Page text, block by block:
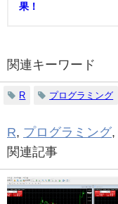
果！
関連キーワード
R プログラミング
R, プログラミング,
関連記事